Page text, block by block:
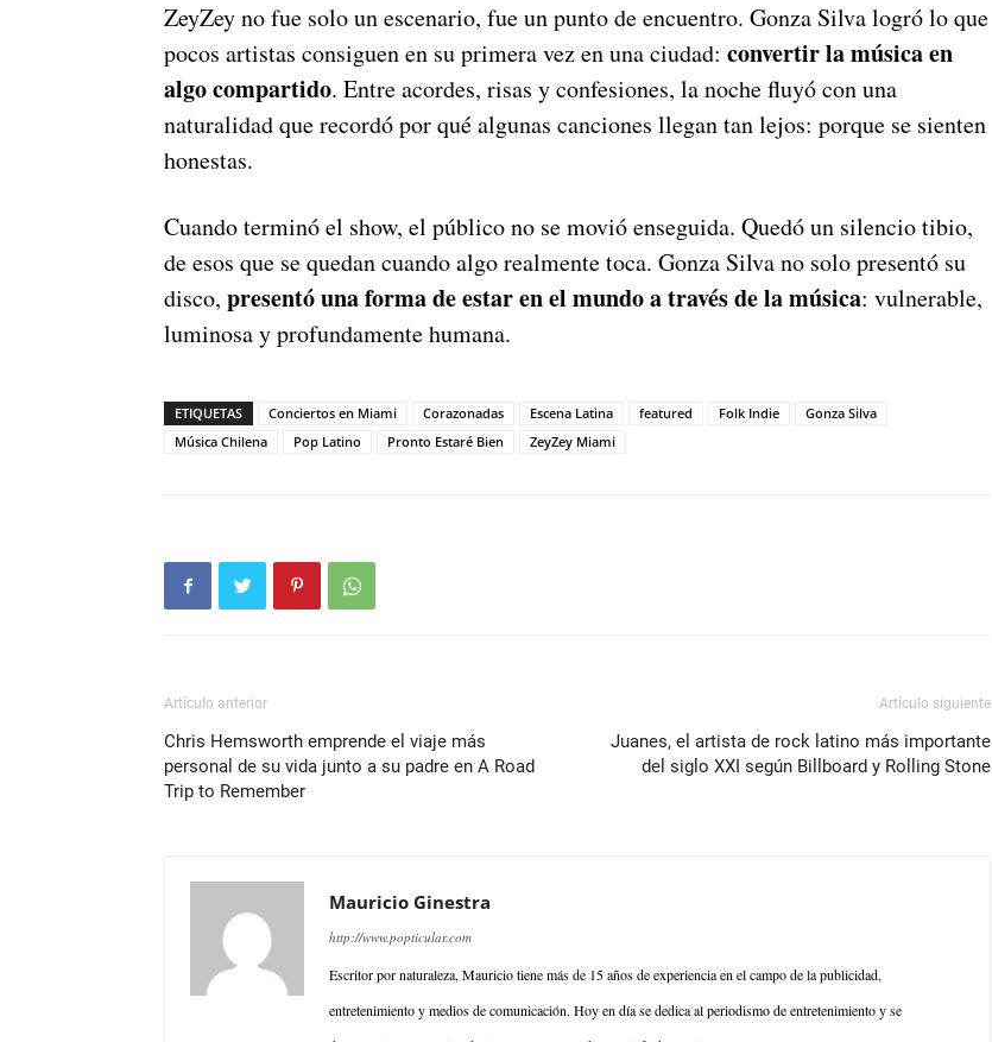
ZeyZey no fue solo un escenario, fue un punto de encuentro. Gonza Silva logró lo que
pocos artistas consiguen en su primera vez en una ciudad: convertir la música en
algo compartido. Entre acordes, risas y confesiones, la noche fluyó con una
naturalidad que recordó por qué algunas canciones llegan tan lejos: porque se sienten
honestas.
Cuando terminó el show, el público no se movió enseguida. Quedó un silencio tibio,
de esos que se quedan cuando algo realmente toca. Gonza Silva no solo presentó su
disco, presentó una forma de estar en el mundo a través de la música: vulnerable,
luminosa y profundamente humana.
ETIQUETAS Conciertos en Miami Corazonadas Escena Latina featured Folk Indie
Gonza Silva
Música Chilena
Pop Latino Pronto Estaré Bien ZeyZey Miami
Artículo anterior
Chris Hemsworth emprende el viaje más
personal de su vida junto a su padre en A Road
Trip to Remember
Artículo siguiente
Juanes, el artista de rock latino más importante
del siglo XXI según Billboard y Rolling Stone
Mauricio Ginestra
http://www.popticular.com
Escritor por naturaleza, Mauricio tiene más de 15 años de experiencia en el campo de la publicidad,
entretenimiento y medios de comunicación. Hoy en día se dedica al periodismo de entretenimiento y se